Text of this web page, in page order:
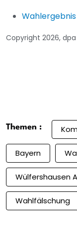
Copyright 2026,
Themen :
Bayern
Wülfershausen
Wahlfälschung